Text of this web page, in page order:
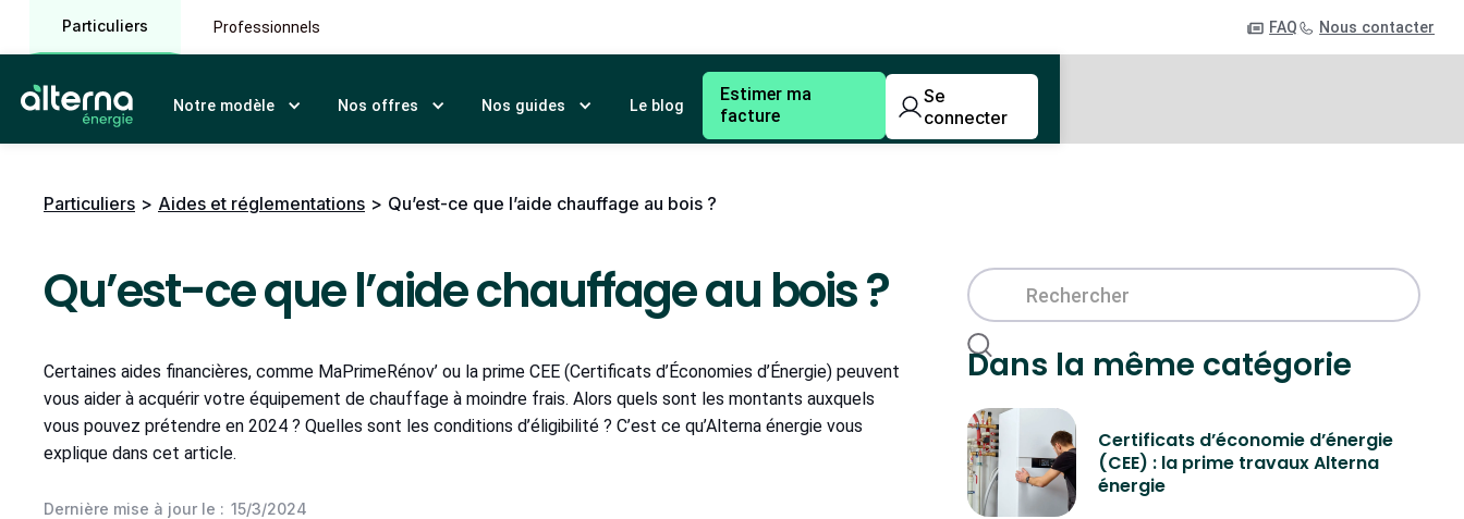
Particuliers Professionnels FAQ Nous contacter
Notre modèle Nos offres Nos guides Le blog
Estimer ma
facture
Se
connecter
Particuliers > Aides et réglementations > Qu’est-ce que l’aide chauffage au bois ?
Qu’est-ce que l’aide chauffage au bois ?
Certaines aides financières, comme MaPrimeRénov’ ou la prime CEE (Certificats d’Économies d’Énergie) peuvent
vous aider à acquérir votre équipement de chauffage à moindre frais. Alors quels sont les montants auxquels
vous pouvez prétendre en 2024 ? Quelles sont les conditions d’éligibilité ? C’est ce qu’Alterna énergie vous
explique dans cet article.
Dernière mise à jour le : 15/3/2024
Dans la même catégorie
Certificats d’économie d’énergie
(CEE) : la prime travaux Alterna
énergie